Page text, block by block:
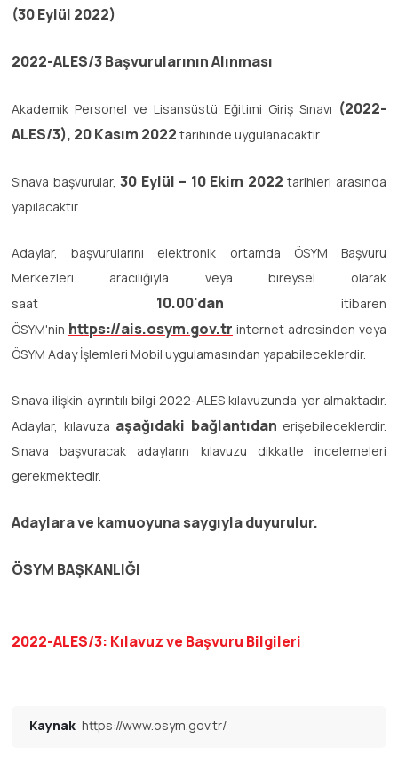
(30 Eylül 2022)
2022-ALES/3 Başvurularının Alınması
Akademik Personel ve Lisansüstü Eğitimi Giriş Sınavı (2022-
ALES/3), 20 Kasım 2022 tarihinde uygulanacaktır.
Sınava başvurular,30 Eylül – 10 Ekim 2022tarihleri arasında
yapılacaktır.
Adaylar, başvurularını elektronik ortamda ÖSYM Başvuru
Merkezleri aracılığıyla veya bireysel olarak
saat 10.00'dan itibaren
ÖSYM'nin https://ais.osym.gov.tr internet adresinden veya
ÖSYM Aday İşlemleri Mobil uygulamasından yapabileceklerdir.
Sınava ilişkin ayrıntılı bilgi 2022-ALES kılavuzunda yer almaktadır.
Adaylar, kılavuza aşağıdaki bağlantıdan erişebileceklerdir.
Sınava başvuracak adayların kılavuzu dikkatle incelemeleri
gerekmektedir.
Adaylara ve kamuoyuna saygıyla duyurulur.
ÖSYM BAŞKANLIĞI
2022-ALES/3: Kılavuz ve Başvuru Bilgileri
Kaynak https://www.osym.gov.tr/